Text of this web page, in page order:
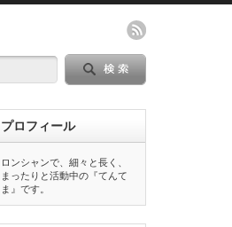
プロフィール
ロンシャンで、細々と長く、
まったりと活動中の『てんて
ま』です。